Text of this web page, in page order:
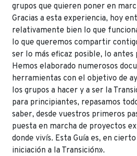
grupos que quieren poner en
Gracias a esta experiencia, hoy
relativamente bien lo que
lo que queremos compartir
ser lo más eficaz posible, lo antes
Hemos elaborado numerosos
herramientas con el objetivo de
los grupos a hacer y a ser la
para principiantes, repasamos
saber, desde vuestros primeros
puesta en marcha de proyectos
donde vivís. Esta Guía es, en
iniciación a la Transición».